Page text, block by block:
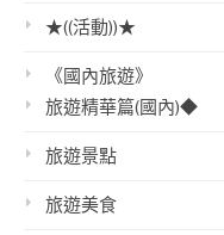
★((活動))★
《國內旅遊》
旅遊精華篇(國內)◆
旅遊景點
旅遊美食